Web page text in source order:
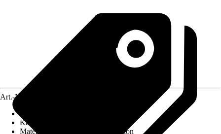
Art.-Nr.
Kantenausführung
Materialspezifizierung
Normalbeton